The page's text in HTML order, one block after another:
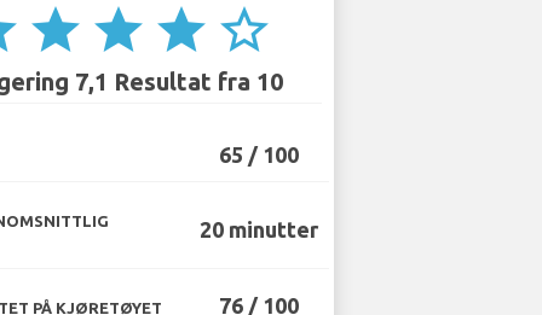
star star star star_border
7,1 Resultat fra 10
65 / 100
20 minutter
PÅ KJØRETØYET 76 / 100